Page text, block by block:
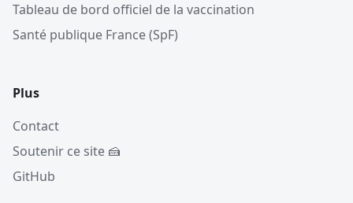
Tableau de bord officiel de la vaccination
Santé publique France (SpF)
Plus
Contact
Soutenir ce site 🍰
GitHub